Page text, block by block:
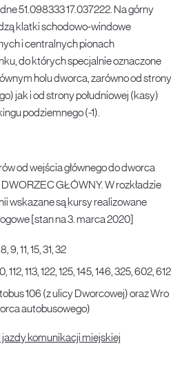
51.098333 17.037222. Na górny
klatki schodowo-windowe
i centralnych pionach
do których specjalnie oznaczone
holu dworca, zarówno od strony
jak i od strony południowej (kasy)
podziemnego (-1).
od wejścia głównego do dworca
GŁÓWNY. W rozkładzie
wskazane są kursy realizowane
[stan na 3. marca 2020]
9, 11, 15, 31, 32
112, 113, 122, 125, 145, 146, 325, 602, 612
106 (z ulicy Dworcowej) oraz Wro
autobusowego)
jazdy komunikacji miejskiej